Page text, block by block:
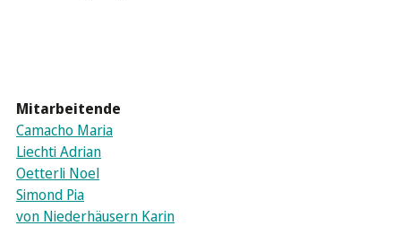
Mitarbeitende
Camacho Maria
Liechti Adrian
Oetterli Noel
Simond Pia
von Niederhäusern Karin